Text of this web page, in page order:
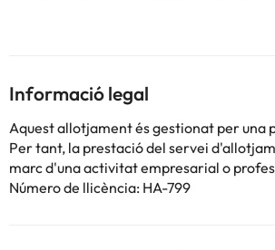
disposen de dos llits individuals, no
Disposen de bany complet, balcó, aire
disposa de pàrquing.
Alguns dels serveis detallats poden ser de
consultar les vostres tarifes directament a
informació d'aquesta fitxa està subjecta a
l'allotjament. Si tens dubtes, contacta'ns.
Informació legal
Aquest allotjament és gestionat per una
Per tant, la prestació del servei
marc d'una activitat empresarial o
Número de llicència: HA-799